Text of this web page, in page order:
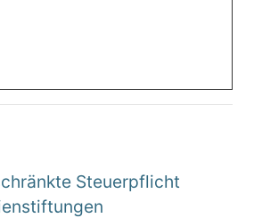
Steuerpflicht